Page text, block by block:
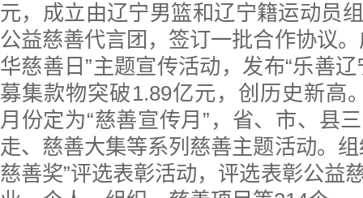
元，成立由辽宁男篮和辽宁籍运动员
公益慈善代言团，签订一批合作协议
华慈善日”主题宣传活动，发布“乐善
募集款物突破1.89亿元，创历史新高
月份定为“慈善宣传月”，省、市、县
走、慈善大集等系列慈善主题活动。
慈善奖”评选表彰活动，评选表彰公益